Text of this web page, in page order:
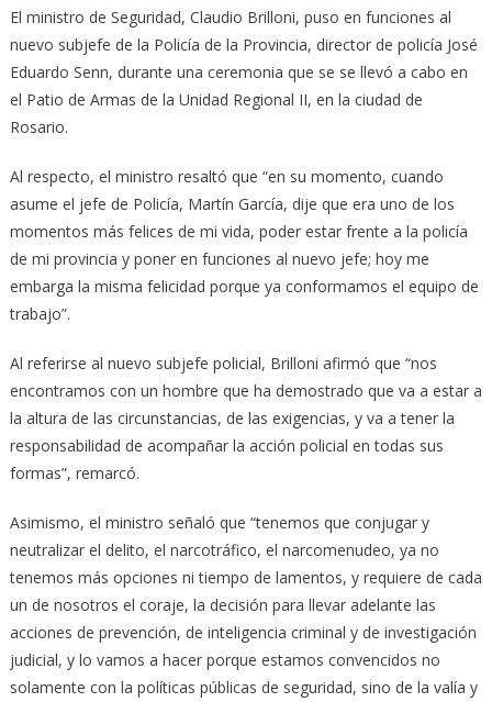
El ministro de Seguridad, Claudio Brilloni, puso en funciones al
nuevo subjefe de la Policía de la Provincia, director de policía José
Eduardo Senn, durante una ceremonia que se se llevó a cabo en
el Patio de Armas de la Unidad Regional II, en la ciudad de
Rosario.
Al respecto, el ministro resaltó que “en su momento, cuando
asume el jefe de Policía, Martín García, dije que era uno de los
momentos más felices de mi vida, poder estar frente a la policía
de mi provincia y poner en funciones al nuevo jefe; hoy me
embarga la misma felicidad porque ya conformamos el equipo de
trabajo”.
Al referirse al nuevo subjefe policial, Brilloni afirmó que “nos
encontramos con un hombre que ha demostrado que va a estar a
la altura de las circunstancias, de las exigencias, y va a tener la
responsabilidad de acompañar la acción policial en todas sus
formas”, remarcó.
Asimismo, el ministro señaló que “tenemos que conjugar y
neutralizar el delito, el narcotráfico, el narcomenudeo, ya no
tenemos más opciones ni tiempo de lamentos, y requiere de cada
un de nosotros el coraje, la decisión para llevar adelante las
acciones de prevención, de inteligencia criminal y de investigación
judicial, y lo vamos a hacer porque estamos convencidos no
solamente con la políticas públicas de seguridad, sino de la valía y